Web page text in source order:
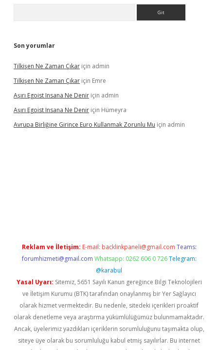
Son yorumlar
Tilkişen Ne Zaman Çıkar için admin
Tilkişen Ne Zaman Çıkar için Emre
Aşırı Egoist Insana Ne Denir için admin
Aşırı Egoist Insana Ne Denir için Hümeyra
Avrupa Birliğine Girince Euro Kullanmak Zorunlu Mu için admin
Reklam ve İletişim: E-mail: backlinkpaneli@gmail.com Teams:
forumhizmeti@gmail.com Whatsapp: 0262 606 0 726 Telegram:
@karabul
Yasal Uyarı: Sitemiz, 5651 Sayılı Kanun gereğince Bilgi Teknolojileri
ve İletişim Kurumu (BTK) tarafından onaylanmış bir Yer Sağlayıcı
olarak hizmet vermektedir. Bu nedenle, sitedeki içerikleri proaktif
olarak denetleme veya araştırma yükümlülüğümüz bulunmamaktadır.
Ancak, üyelerimiz yazdıkları içeriklerin sorumluluğunu taşımakta olup,
siteye üye olarak bu sorumluluğu kabul etmiş sayılırlar. Bu internet